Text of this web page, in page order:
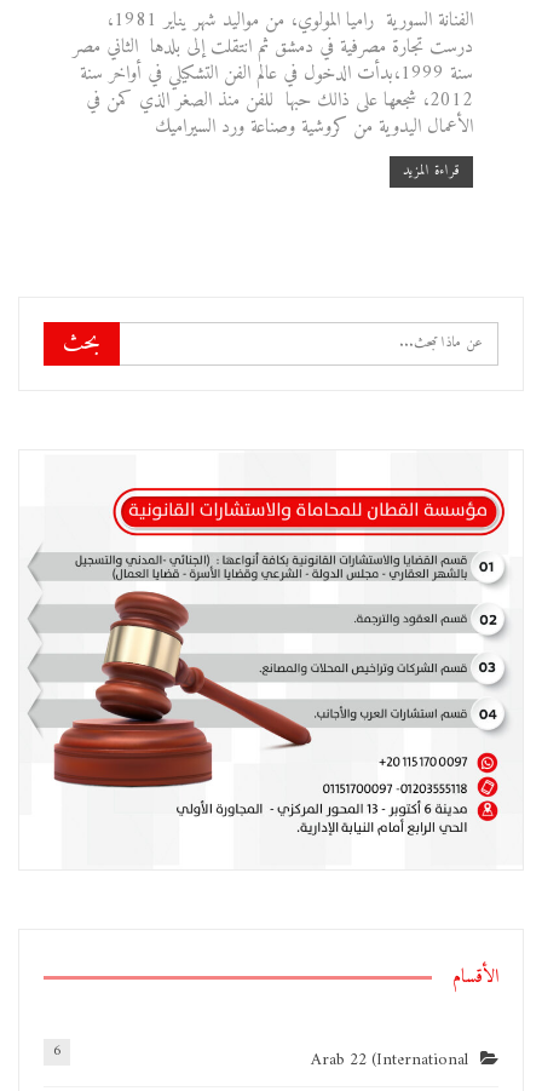
الفنانة السورية راميا المولوي، من مواليد شهر يناير 1981،
درست تجارة مصرفية في دمشق ثم انتقلت إلى بلدها الثاني مصر
سنة 1999،بدأت الدخول في عالم الفن التشكيلي في أواخر سنة
2012، شجعها على ذالك حبها للفن منذ الصغر الذي كمن في
الأعمال اليدوية من كروشية وصناعة ورد السيراميك
قراءة المزيد
الأقسام
Arab 22 (International
6